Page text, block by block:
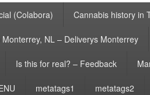
(Colabora) Cannabis history in
NL – Deliverys Monterrey
Is this for real? – Feedback
metatags1 metatags2